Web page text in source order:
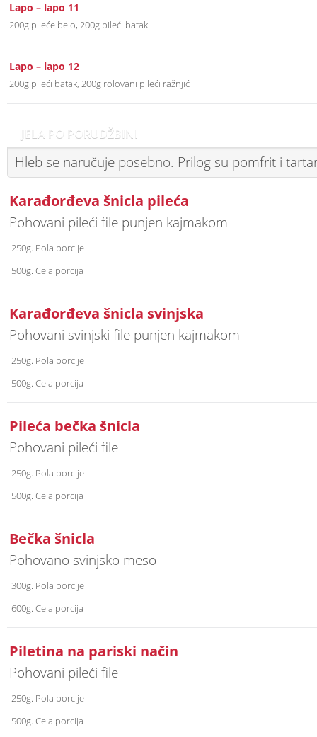
Lapo – lapo 11
200g pileće belo, 200g pileći batak
Lapo – lapo 12
200g pileći batak, 200g rolovani pileći ražnjić
JELA PO PORUDŽBINI
Hleb se naručuje posebno. Prilog su pomfrit i
Karađorđeva šnicla pileća
Pohovani pileći file punjen kajmakom
250g. Pola porcije
500g. Cela porcija
Karađorđeva šnicla svinjska
Pohovani svinjski file punjen kajmakom
250g. Pola porcije
500g. Cela porcija
Pileća bečka šnicla
Pohovani pileći file
250g. Pola porcije
500g. Cela porcija
Bečka šnicla
Pohovano svinjsko meso
300g. Pola porcije
600g. Cela porcija
Piletina na pariski način
Pohovani pileći file
250g. Pola porcije
500g. Cela porcija